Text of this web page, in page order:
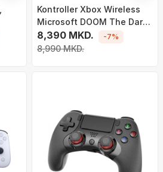
Kontroller Xbox Wireless
Microsoft DOOM The Dark
Ages Limited Edition, me
valë, kompatibil me Xbox
8,390 MKD.
8,990 MKD.
-7%